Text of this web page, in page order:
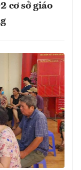
cơ sở giáo